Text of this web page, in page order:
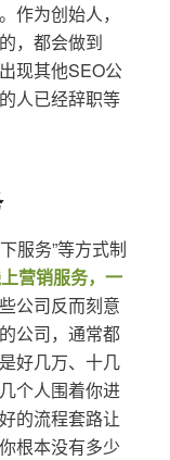
作为创始人，
，都会做到
现其他SEO公
人已经辞职等
服务”等方式制
营销服务，一
公司反而刻意
公司，通常都
好几万、十几
个人围着你进
的流程套路让
根本没有多少